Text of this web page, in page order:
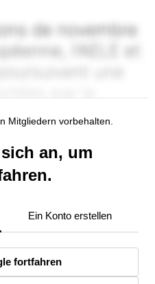
Mitgliedern vorbehalten.
an, um
Ein Konto erstellen
fortfahren